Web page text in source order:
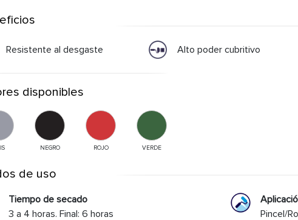
Resistente al desgaste Alto poder cubritivo
disponibles
NEGRO ROJO VERDE
de uso
Tiempo de secado
3 a 4 horas. Final: 6 horas
Pincel/